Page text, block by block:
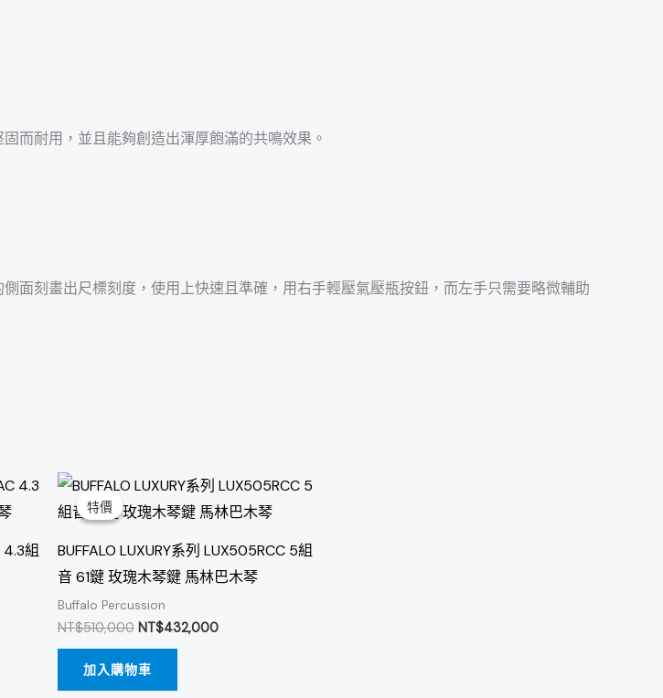
而耐用，並且能夠創造出渾厚飽滿的共鳴效果。
面刻畫出尺標刻度，使用上快速且準確，用右手輕壓氣壓瓶按鈕，而左手只需要略微輔助
4.3組
特價
特價
BUFFALO LUXURY系列 LUX505RCC 5組
音 61鍵 玫瑰木琴鍵 馬林巴木琴
Buffalo Percussion
NT$510,000
原
價
NT$510,000。
NT$432,000
目
價
NT$432,000。
加入購物車